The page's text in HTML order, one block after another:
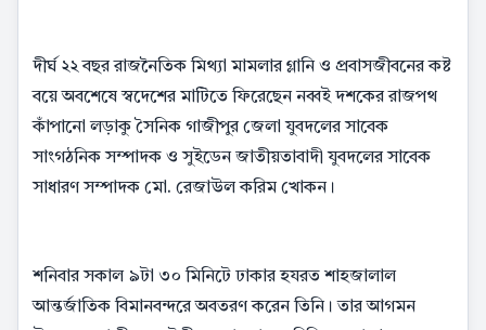
দীর্ঘ ২২ বছর রাজনৈতিক মিথ্যা মামলার গ্লানি ও প্রবাসজীবনের কষ্ট
বয়ে অবশেষে স্বদেশের মাটিতে ফিরেছেন নব্বই দশকের রাজপথ
কাঁপানো লড়াকু সৈনিক গাজীপুর জেলা যুবদলের সাবেক
সাংগঠনিক সম্পাদক ও সুইডেন জাতীয়তাবাদী যুবদলের সাবেক
সাধারণ সম্পাদক মো. রেজাউল করিম খোকন।
শনিবার সকাল ৯টা ৩০ মিনিটে ঢাকার হযরত শাহজালাল
আন্তর্জাতিক বিমানবন্দরে অবতরণ করেন তিনি। তার আগমন